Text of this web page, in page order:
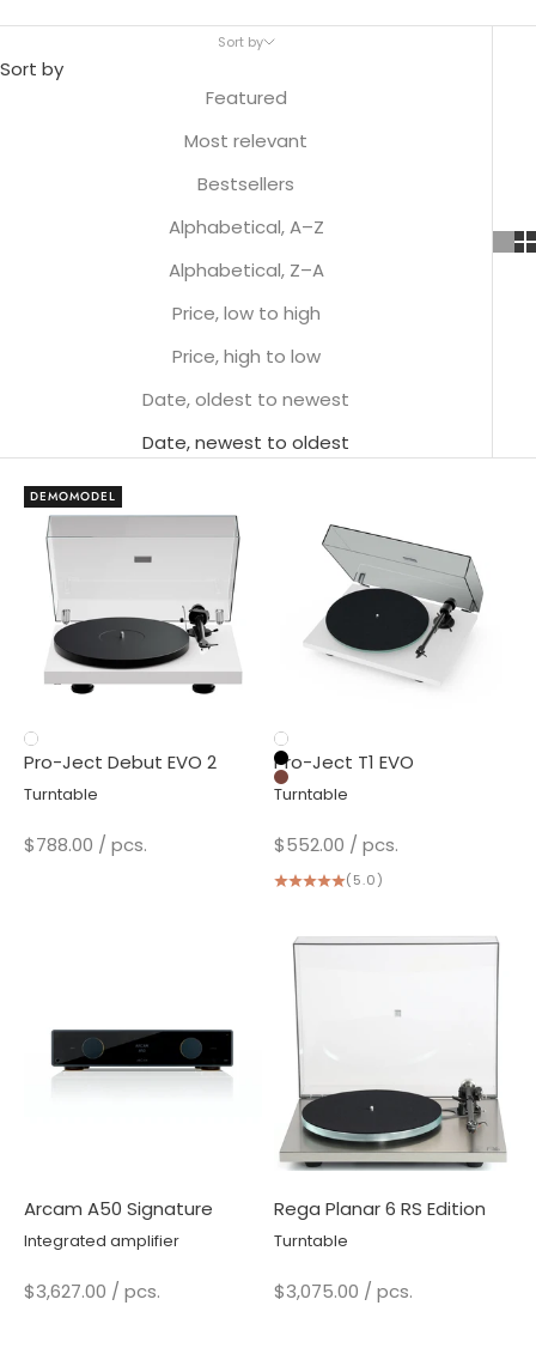
Sort by
Sort by
Featured
Most relevant
Bestsellers
Alphabetical, A–Z
Alphabetical, Z–A
Price, low to high
Price, high to low
Date, oldest to newest
Date, newest to oldest
DEMOMODEL
Pro-Ject Debut EVO 2
Turntable
Sale price/ pcs.
$788.00
White Satin Pro-Ject T1 EVO
Turntable
Sale price/ pcs.
$552.00
Hvid
Sort
Valnød
(5.0)
Arcam A50 Signature
Integrated amplifier
Sale price / pcs.
$3,627.00
Rega Planar 6 RS Edition
Turntable
Sale price / pcs.
$3,075.00